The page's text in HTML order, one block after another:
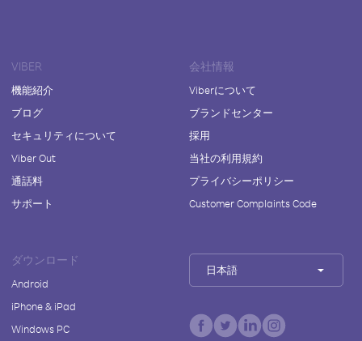
VIBER
機能紹介
ブログ
セキュリティについて
Viber Out
通話料
サポート
会社情報
Viberについて
ブランドセンター
採用
当社の利用規約
プライバシーポリシー
Customer Complaints Code
ダウンロード
Android
iPhone & iPad
Windows PC
日本語